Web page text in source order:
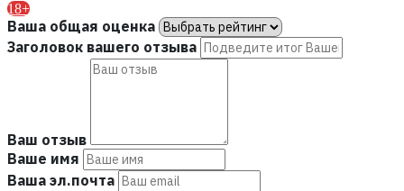
18+
Ваша общая оценка
Заголовок вашего отзыва
Ваш отзыв
Ваше имя
Ваша эл.почта